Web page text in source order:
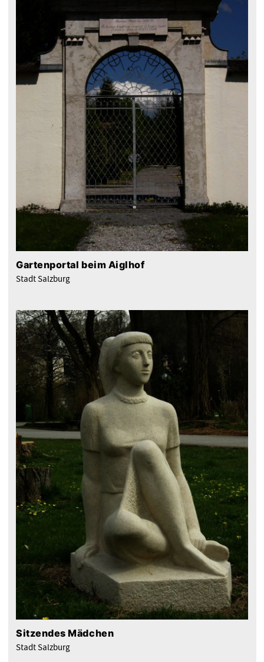
Gartenportal beim Aiglhof
Stadt Salzburg
Sitzendes Mädchen
Stadt Salzburg